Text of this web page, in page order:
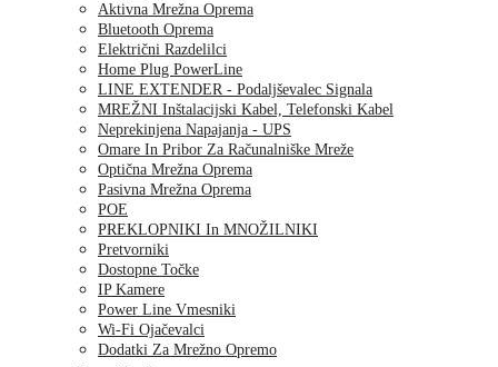
Aktivna Mrežna Oprema
Bluetooth Oprema
Električni Razdelilci
Home Plug PowerLine
LINE EXTENDER - Podaljševalec Signala
MREŽNI Inštalacijski Kabel, Telefonski Kabel
Neprekinjena Napajanja - UPS
Omare In Pribor Za Računalniške Mreže
Optična Mrežna Oprema
Pasivna Mrežna Oprema
POE
PREKLOPNIKI In MNOŽILNIKI
Pretvorniki
Dostopne Točke
IP Kamere
Power Line Vmesniki
Wi-Fi Ojačevalci
Dodatki Za Mrežno Opremo